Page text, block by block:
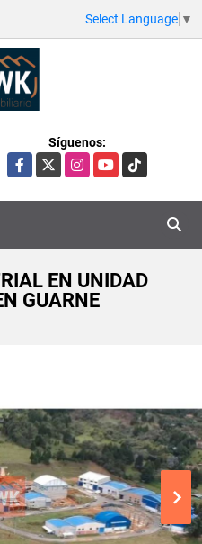
Select Language ▼
Síguenos:
Facebook
X InstagramYouTubeTikTok
EN UNIDAD
GUARNE